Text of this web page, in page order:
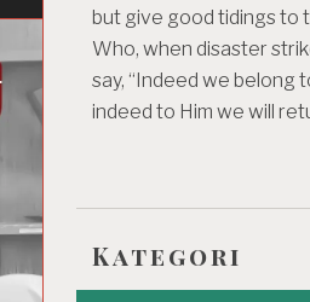
but give good tidings to
Who, when disaster
say, “Indeed we belong
indeed to Him we will
Kategori